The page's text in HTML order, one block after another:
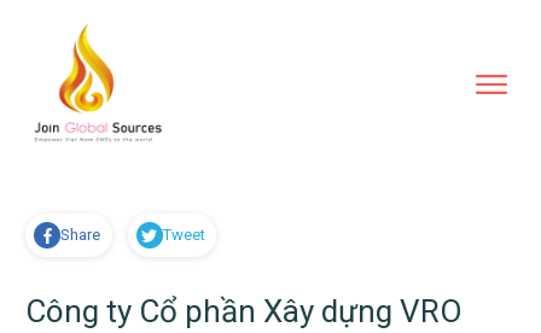
Share Tweet
Công ty Cổ phần Xây dựng VRO